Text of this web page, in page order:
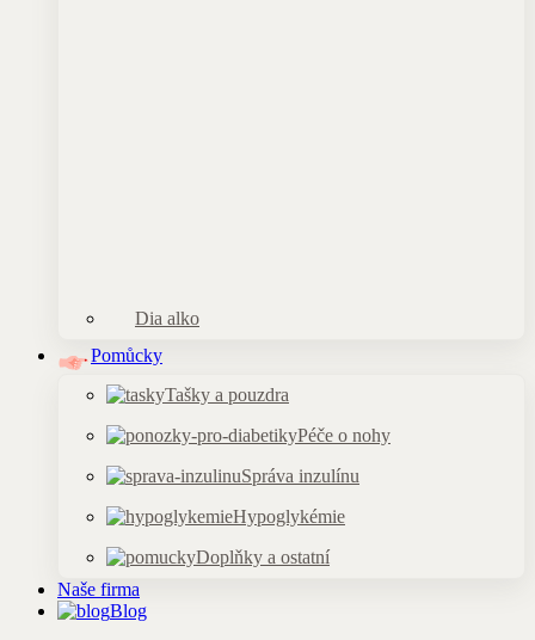
Dia alko
Pomůcky
Tašky a pouzdra
Péče o nohy
Správa inzulínu
Hypoglykémie
Doplňky a ostatní
Naše firma
Blog